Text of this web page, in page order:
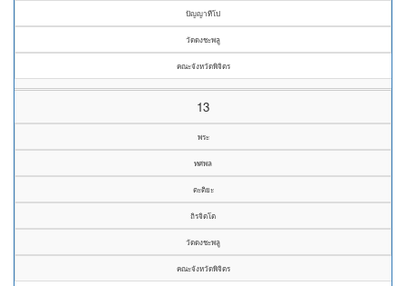
ปัญญาทีโป
วัดดงชะพลู
คณะจังหวัดพิจิตร
13
พระ
ทศพล
ตะติยะ
ถิรจิตโต
วัดดงชะพลู
คณะจังหวัดพิจิตร